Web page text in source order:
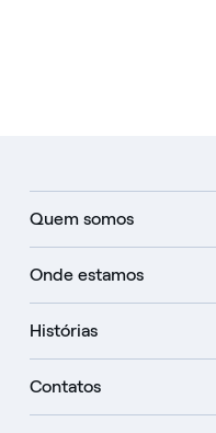
Quem somos
Onde estamos
Histórias
Contatos